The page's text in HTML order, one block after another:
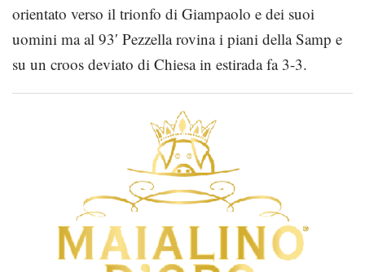
orientato verso il trionfo di Giampaolo e dei suoi
uomini ma al 93′ Pezzella rovina i piani della Samp e
su un croos deviato di Chiesa in estirada fa 3-3.